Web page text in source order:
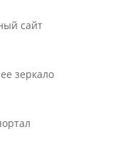
сайт
зеркало